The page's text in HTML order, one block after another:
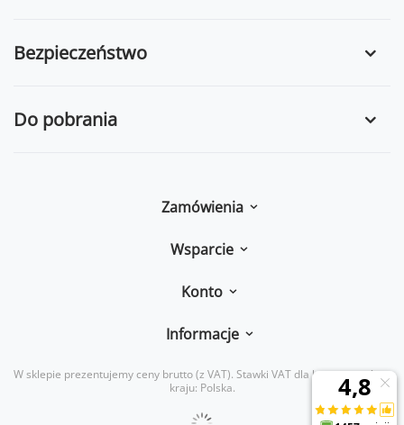
Bezpieczeństwo
Do pobrania
Zamówienia
Wsparcie
Konto
Informacje
W sklepie prezentujemy ceny brutto (z VAT). Stawki VAT dla konsumentów z
kraju: Polska.